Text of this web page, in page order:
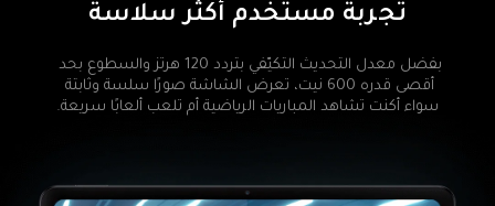
تجربة مستخدم أكثر سلاسة
بفضل معدل التحديث التكيّفي بتردد 120 هرتز والسطوع بحد
أقصى قدره 600 نيت، تعرض الشاشة صورًا سلسة وثابتة
سواء أكنت تشاهد المباريات الرياضية أم تلعب ألعابًا سريعة.